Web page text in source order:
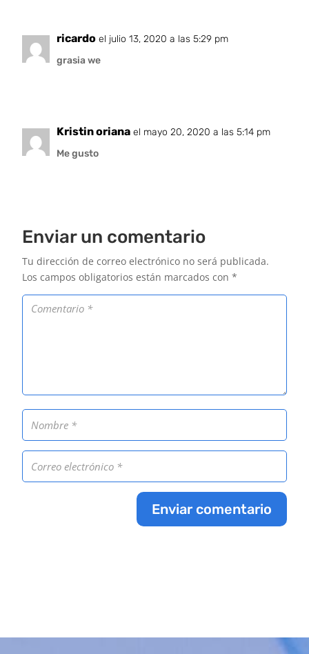
ricardo el julio 13, 2020 a las 5:29 pm
grasia we
Kristin oriana el mayo 20, 2020 a las 5:14 pm
Me gusto
Enviar un comentario
Tu dirección de correo electrónico no será publicada.
Los campos obligatorios están marcados con*
Enviar comentario